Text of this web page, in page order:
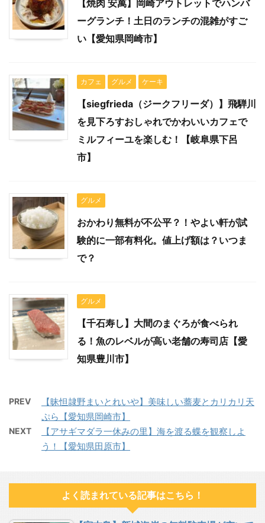
【焼肉 安萬】岡崎アウトレットでハンバ
ーグランチ！土日のランチの混雑がすご
い【愛知県岡崎市】
カフェ グルメ ケーキ
【siegfrieda（ジークフリーダ）】飛騨川
を見下ろすおしゃれでかわいいカフェで
ミルフィーユを楽しむ！【岐阜県下呂
市】
グルメ
おかわり無料が不公平？！やよい軒が試
験的に一部有料化。値上げ額は？いつま
で？
グルメ
【千石寿し】大間のまぐろが食べられ
る！魚のレベルが高い老舗の寿司店【愛
知県豊川市】
PREV
【昧怛隷野まいとれいや】美味しい蕎麦とカリカリ天
ぷら【愛知県岡崎市】
NEXT
【アサギマダラ一休みの里】海を渡る蝶を観察しよ
う！【愛知県田原市】
よく読まれている記事はこちら！